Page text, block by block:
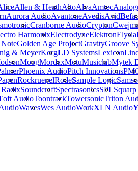
Allen & HeathAltoAlvaAmtec
Aurora AudioAvantoneAvedisAvidB
Cranborne AudioCrypton
HarmonixElectrodyneElektronElysia
Golden Age ProjectGravityGroove
& MeyerKorgLD SystemsLexicon
MoogMordaxMotuMusiclabMytek
Phoenix AudioPitch Innovations
RockruepelRodeSample Logic
RadixSoundcraftSpectrasonicsSPL
oft AudioToontrackTowersonicTriton
WavesWes AudioWorkXLN Audio